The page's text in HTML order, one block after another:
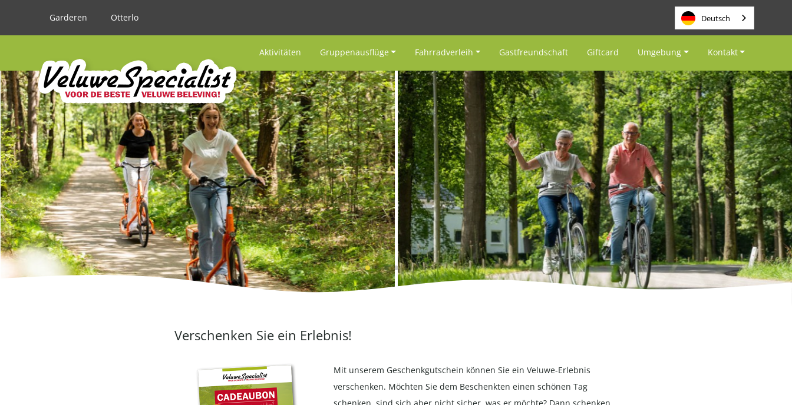
Garderen Otterlo Deutsch
Aktivitäten Gruppenausflüge Fahrradverleih Gastfreundschaft Giftcard Umgebung Kontakt
Verschenken Sie ein Erlebnis!
Mit unserem Geschenkgutschein können Sie ein Veluwe-Erlebnis
verschenken. Möchten Sie dem Beschenkten einen schönen Tag